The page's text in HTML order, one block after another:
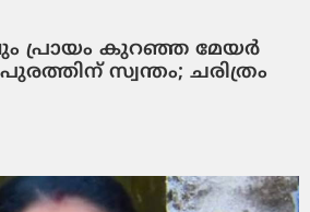
പ്രായം കുറഞ്ഞ മേയര്‍
സ്വന്തം; ചരിത്രം